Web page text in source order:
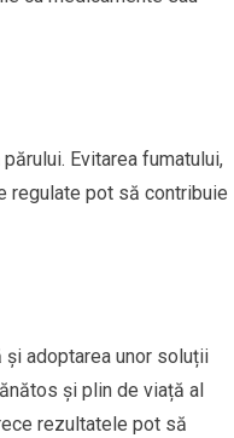
Evitarea fumatului,
regulate pot să contribuie
adoptarea unor soluții
și plin de viață al
rezultatele pot să